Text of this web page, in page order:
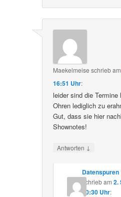
Maekelmeise schrieb
16:51 Uhr:
leider sind die
Ohren lediglich zu
Gut, dass sie hier
Shownotes!
Antworten ↓
Datenspuren
schriebam 2.
10:30 Uhr: